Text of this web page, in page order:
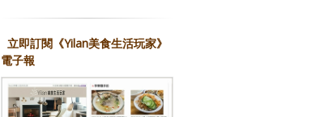
立即訂閱《Yilan美食生活玩家》
電子報